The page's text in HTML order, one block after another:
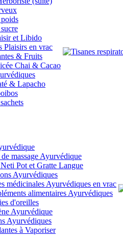
et Libido
Plaisirs en vrac
& Fruits
Chai & Cacao
& Lapacho
massage Ayurvédique
Pot et Gratte Langue
Ayurvédiques
médicinales Ayurvédiques en vrac
alimentaires Ayurvédiques
d'oreilles
Ayurvédique
Ayurvédiques
à Vaporiser